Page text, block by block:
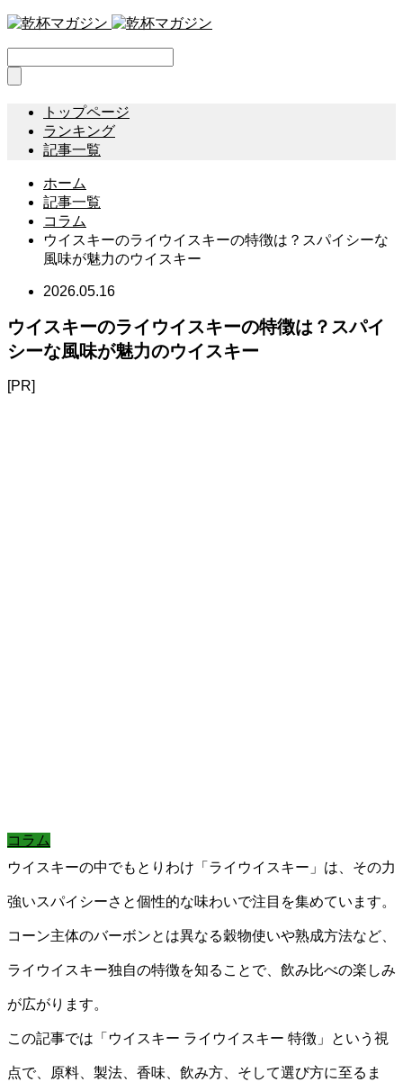
トップページ
ランキング
記事一覧
ホーム
記事一覧
コラム
ウイスキーのライウイスキーの特徴は？スパイシーな
風味が魅力のウイスキー
2026.05.16
ウイスキーのライウイスキーの特徴は？スパイ
シーな風味が魅力のウイスキー
[PR]
コラム
ウイスキーの中でもとりわけ「ライウイスキー」は、その力
強いスパイシーさと個性的な味わいで注目を集めています。
コーン主体のバーボンとは異なる穀物使いや熟成方法など、
ライウイスキー独自の特徴を知ることで、飲み比べの楽しみ
が広がります。
この記事では「ウイスキー ライウイスキー 特徴」という視
点で、原料、製法、香味、飲み方、そして選び方に至るま